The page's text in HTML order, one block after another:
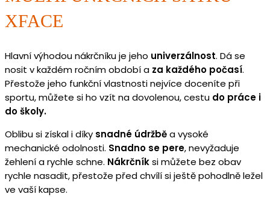
XFACE
Hlavní výhodou nákrčníku je jeho univerzálnost. Dá se
nosit v každém ročním období a za každého počasí.
Přestože jeho funkční vlastnosti nejvíce doceníte při
sportu, můžete si ho vzít na dovolenou, cestu do práce i
do školy.
Oblibu si získal i díky snadné údržběa vysoké
mechanické odolnosti. Snadno se pere, nevyžaduje
žehlení a rychle schne. Nákrčníksi můžete bez obav
rychle nasadit, přestože před chvílí si ještě pohodlně ležel
ve vaší kapse.